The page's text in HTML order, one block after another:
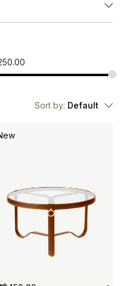
Sort by: Default